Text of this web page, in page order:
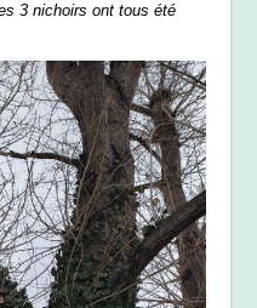
3 nichoirs ont tous été